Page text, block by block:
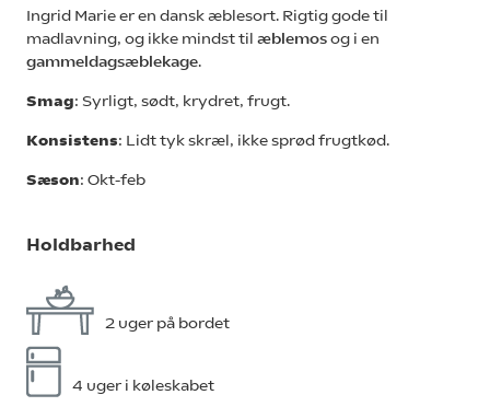
Ingrid Marie er en dansk æblesort. Rigtig gode til
madlavning, og ikke mindst til æblemosog i en
gammeldagsæblekage.
Smag: Syrligt, sødt, krydret, frugt.
Konsistens: Lidt tyk skræl, ikke sprød frugtkød.
Sæson: Okt-feb
Holdbarhed
2 uger på bordet
4 uger i køleskabet